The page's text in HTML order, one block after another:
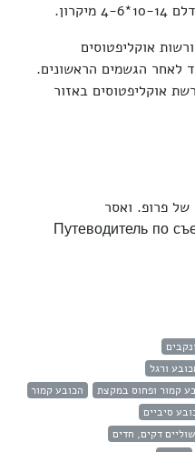
אוקליפטוסים
לאחר הגשמים הראשונים.
אוקליפטוסים באזור
פרופ. ואסר
"Путеводитель по
ורגל
קמור ופחוס במקצת
הכובע קמור
סיביים
דקים, חדים